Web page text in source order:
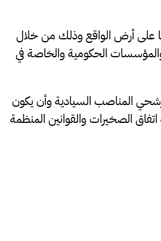
على أرض الواقع وذلك من خلال
الحكومية والخاصة في
المناصب السيادية وأن يكون
الصخيرات والقوانين المنظمة